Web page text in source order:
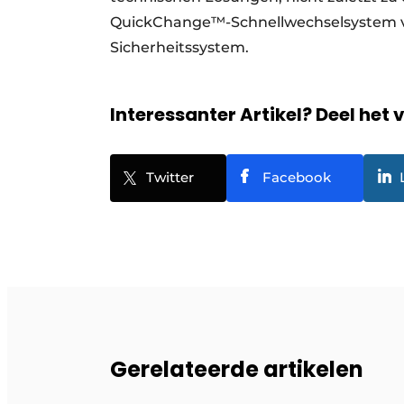
QuickChange™-
Sicherheitssystem.
Interessanter Artikel? Deel het
Twitter Facebook
Gerelateerde artikelen